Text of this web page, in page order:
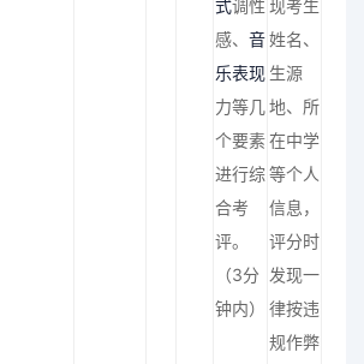
式调性
感、 音
乐表现
力等几
个要素
进行综
合考
评。
（3分
钟内）
现考生
姓名、
生源
地、所
在中学
等个人
信息，
评分时
发现一
律按违
规作弊